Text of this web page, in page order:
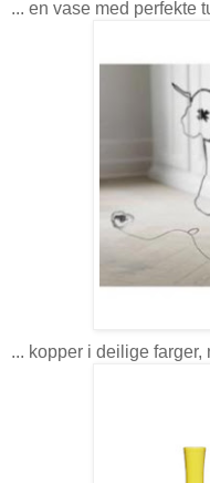
... en vase med perfekte
... kopper i deilige farger,